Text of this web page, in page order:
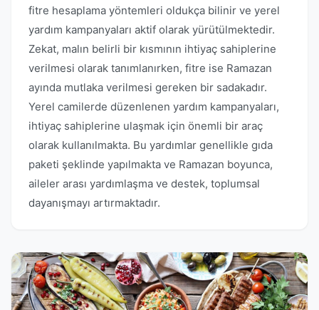
fitre hesaplama yöntemleri oldukça bilinir ve yerel
yardım kampanyaları aktif olarak yürütülmektedir.
Zekat, malın belirli bir kısmının ihtiyaç sahiplerine
verilmesi olarak tanımlanırken, fitre ise Ramazan
ayında mutlaka verilmesi gereken bir sadakadır.
Yerel camilerde düzenlenen yardım kampanyaları,
ihtiyaç sahiplerine ulaşmak için önemli bir araç
olarak kullanılmakta. Bu yardımlar genellikle gıda
paketi şeklinde yapılmakta ve Ramazan boyunca,
aileler arası yardımlaşma ve destek, toplumsal
dayanışmayı artırmaktadır.